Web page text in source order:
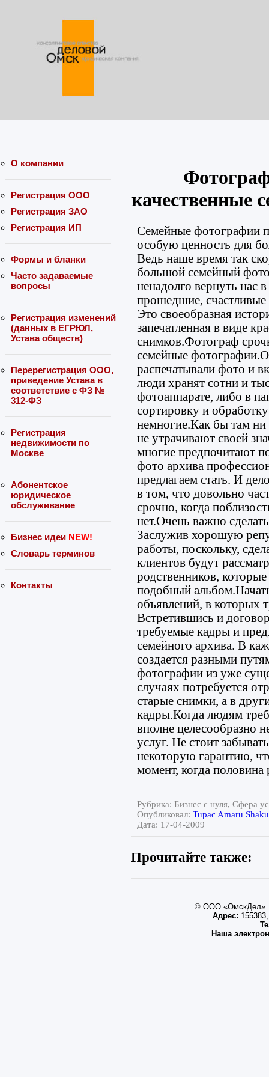
О компании
Регистрация ООО
Регистрация ЗАО
Регистрация ИП
Формы и бланки
Часто задаваемые
вопросы
Регистрация изменений
(данных в ЕГРЮЛ,
Устава обществ)
Перерегистрация ООО,
приведение Устава в
соответствие с ФЗ №
312-ФЗ
Регистрация
недвижимости по
Москве
Абонентское
юридическое
обслуживание
Бизнес идеи NEW!
Словарь терминов
Контакты
качественные
Семейные фотографии
особую ценность для
Ведь наше время так
большой семейный
ненадолго вернуть нас
прошедшие,
Это своеобразная
запечатленная в виде
снимков.Фотограф
семейные
распечатывали фото и
люди хранят сотни и
фотоаппарате, либо в
сортировку и
немногие.Как бы там
не утрачивают своей
многие предпочитают
фото архива
предлагаем стать. И
в том, что довольно
срочно, когда
нет.Очень важно
Заслужив хорошую
работы, поскольку,
клиентов будут
родственников, которые
подобный
объявлений, в которых
Встретившись и
требуемые кадры и
семейного архива. В
создается разными
фотографии из уже
случаях потребуется
старые снимки, а в
кадры.Когда людям
вполне целесообразно
услуг. Не стоит
некоторую гарантию,
момент, когда половина
Рубрика: Бизнес с нуля, Сфера
Опубликовал: Tupac Amaru
Дата: 17-04-2009
Прочитайте также:
© ООО «ОмскДел».
Адрес:
Наша